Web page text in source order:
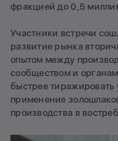
фракцией до 0,5
Участники встречи
развитие рынка
опытом между
сообществом и
быстрее
применение
производства в